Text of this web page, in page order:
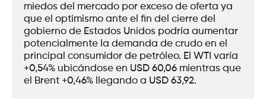
miedos del mercado por exceso de oferta ya
que el optimismo ante el fin del cierre del
gobierno de Estados Unidos podría aumentar
potencialmente la demanda de crudo en el
principal consumidor de petróleo. El WTI varía
+0,54% ubicándose en USD 60,06 mientras que
el Brent +0,46% llegando a USD 63,92.